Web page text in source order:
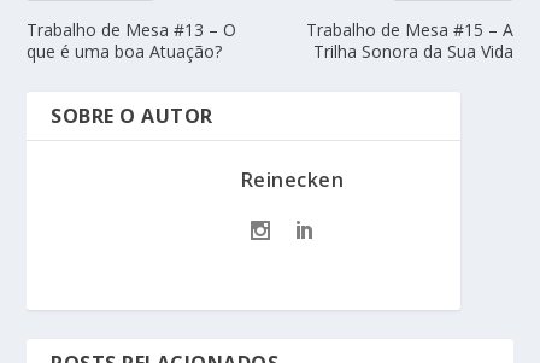
Trabalho de Mesa #13 – O
que é uma boa Atuação?
Trabalho de Mesa #15 – A
Trilha Sonora da Sua Vida
SOBRE O AUTOR
Reinecken